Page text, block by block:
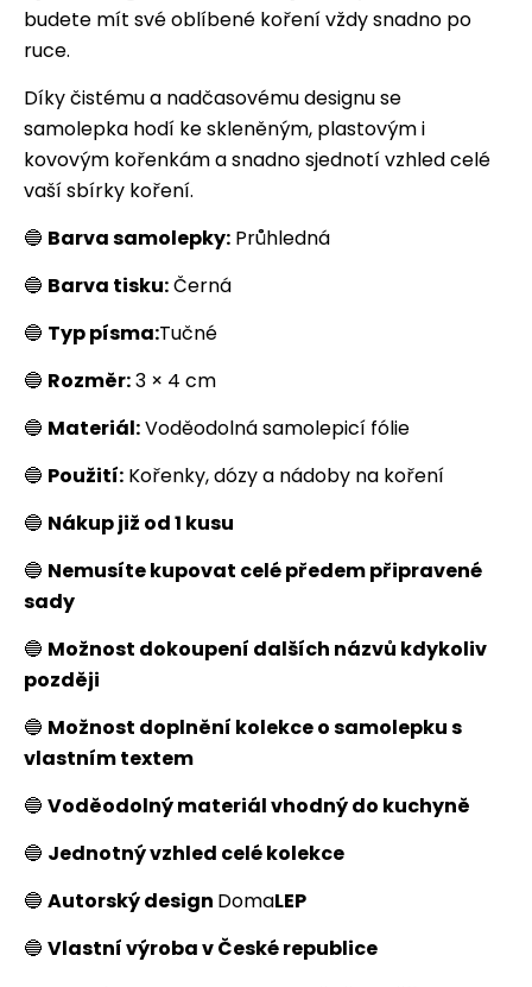
budete mít své oblíbené koření vždy snadno po
ruce.
Díky čistému a nadčasovému designu se
samolepka hodí ke skleněným, plastovým i
kovovým kořenkám a snadno sjednotí vzhled celé
vaší sbírky koření.
🔵 Barva samolepky: Průhledná
🔵 Barva tisku:Černá
🔵 Typ písma:Tučné
🔵 Rozměr:3 × 4 cm
🔵 Materiál:Voděodolná samolepicí fólie
🔵 Použití: Kořenky, dózy a nádoby na koření
🔵 Nákup již od 1 kusu
🔵 Nemusíte kupovat celé předem připravené
sady
🔵 Možnost dokoupení dalších názvů kdykoliv
později
🔵 Možnost doplnění kolekce o samolepku s
vlastním textem
🔵 Voděodolný materiál vhodný do kuchyně
🔵 Jednotný vzhled celé kolekce
🔵 Autorský design DomaLEP
🔵 Vlastní výroba v České republice